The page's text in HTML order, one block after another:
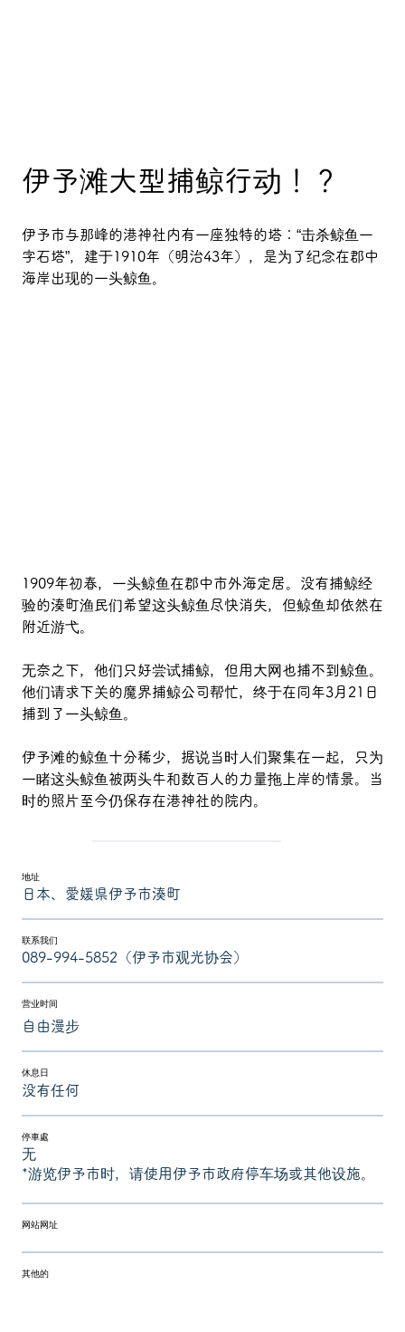
伊予滩大型捕鲸行动！？
伊予市与那峰的港神社内有一座独特的塔：“击杀鲸鱼一
字石塔”，建于1910年（明治43年），是为了纪念在郡中
海岸出现的一头鲸鱼。
1909年初春，一头鲸鱼在郡中市外海定居。没有捕鲸经
验的湊町渔民们希望这头鲸鱼尽快消失，但鲸鱼却依然在
附近游弋。
无奈之下，他们只好尝试捕鲸，但用大网也捕不到鲸鱼。
他们请求下关的魔界捕鲸公司帮忙，终于在同年3月21日
捕到了一头鲸鱼。
伊予滩的鲸鱼十分稀少，据说当时人们聚集在一起，只为
一睹这头鲸鱼被两头牛和数百人的力量拖上岸的情景。当
时的照片至今仍保存在港神社的院内。
地址
日本、愛媛県伊予市湊町
联系我们
089-994-5852（伊予市观光协会）
营业时间
自由漫步
休息日
没有任何
停車處
无
*游览伊予市时，请使用伊予市政府停车场或其他设施。
网站网址
其他的